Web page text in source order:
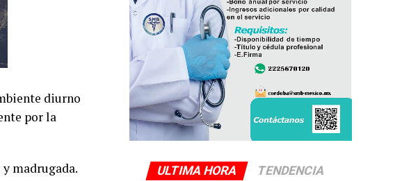
diurno
por la
madrugada. ULTIMA HORA
TENDENCIA